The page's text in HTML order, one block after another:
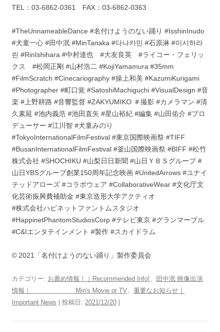
TEL：03-6862-0361 FAX：03-6862-0363
#TheUnnameableDance #名付けようのない踊り #IsshinInudo
#犬童一心 #田中泯 #MinTanaka #다나카민 #石原淋 #이시하라
린 #RinIshihara #中村達也 #大友良英 #ライコー・フェリッ
クス #松岡正剛 #山村浩二 #KojiYamamura #35mm
#FilmScratch #Cinecariography #操上和美 #KazumiKurigami
#Photographer #町口覚 #SatoshiMachiguchi #VisualDesign #音
楽 #上野耕路 #音響監督 #ZAKYUMIKO ＃撮影 #カメラマン #清
久素延 #池内義浩 #池田直矢 #星山裕紀 #編集 #山田佑介 #プロ
デューサー #江川智 #犬童みのり
#TokyoInternationalFilmFestival #東京国際映画祭 #TIFF
#BusanInternationalFilmFestival #釜山国際映画祭 #BIFF #松竹
株式会社 #SHOCHIKU #山梨日日新聞 #山日ＹＢＳグループ #
山日YBSグループ創業150周年記念映画 #UnitedArrows #ユナイ
テッドアローズ #コラボウェア #CollaborativeWear #文化庁文
化芸術振興費補助金 #東京造形大学アクティオ
#株式会社ハピネットファントムスタジオ
#HappinetPhantomStudiosCorp #テレビ東京 #グランマーブル
#C&Iエンタテインメント #製作 #スカイドラム
© 2021「名付けようのない踊り」製作委員会
カテゴリー: お薦め情報！｜Recommended Info!
田中泯 映像出演
情報｜ Min's Movie or TV
重要なお知らせ｜
Important News | 投稿日: 2021/12/20